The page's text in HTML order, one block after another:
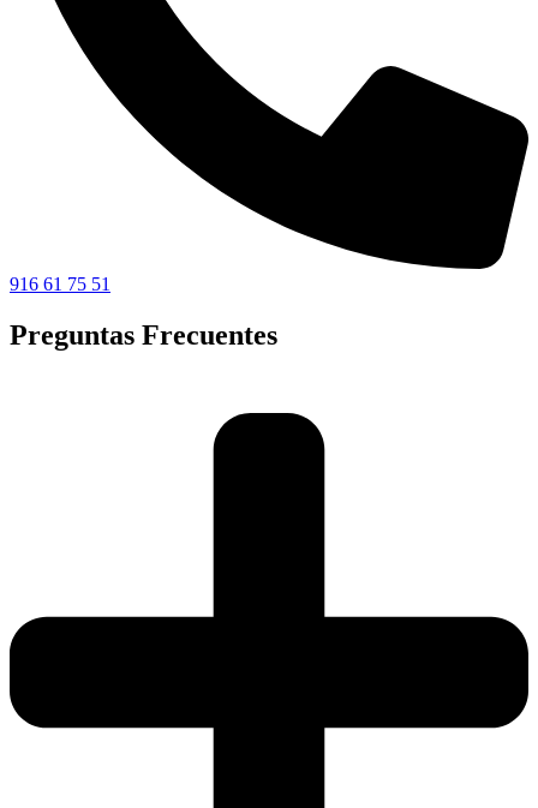
916 61 75 51
Preguntas Frecuentes